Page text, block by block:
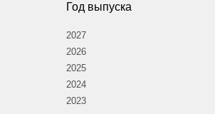
Год выпуска
2027
2026
2025
2024
2023